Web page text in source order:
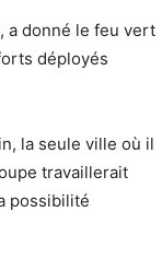
a donné le feu vert
déployés
la seule ville où il
travaillerait
possibilité